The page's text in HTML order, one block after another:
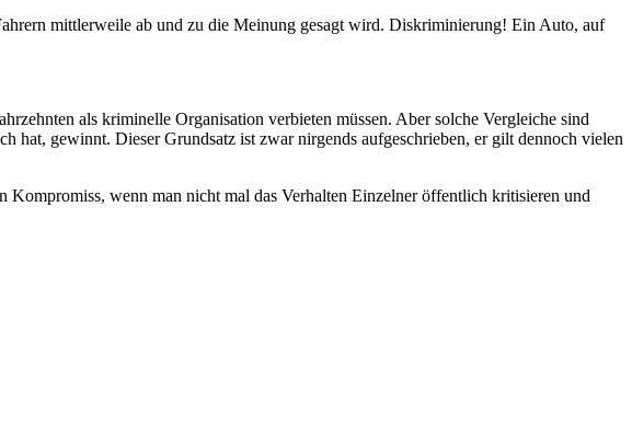
mittlerweile ab und zu die Meinung gesagt wird. Diskriminierung! Ein Auto, auf
als kriminelle Organisation verbieten müssen. Aber solche Vergleiche sind
hat, gewinnt. Dieser Grundsatz ist zwar nirgends aufgeschrieben, er gilt dennoch vielen
wenn man nicht mal das Verhalten Einzelner öffentlich kritisieren und